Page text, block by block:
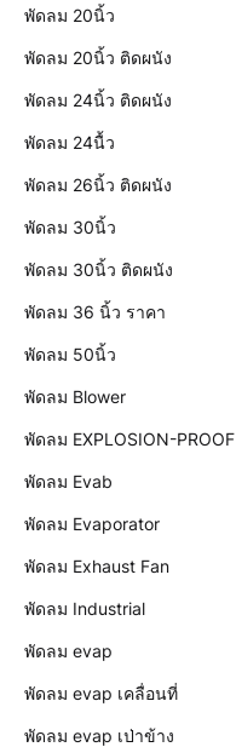
พัดลม 20นิ้ว
พัดลม 20นิ้ว ติดผนัง
พัดลม 24นิ้ว ติดผนัง
พัดลม 24นื้ว
พัดลม 26นิ้ว ติดผนัง
พัดลม 30นิ้ว
พัดลม 30นิ้ว ติดผนัง
พัดลม 36 นิ้ว ราคา
พัดลม 50นิ้ว
พัดลม Blower
พัดลม EXPLOSION-PROOF
พัดลม Evab
พัดลม Evaporator
พัดลม Exhaust Fan
พัดลม Industrial
พัดลม evap
พัดลม evap เคลื่อนที่
พัดลม evap เป่าข้าง